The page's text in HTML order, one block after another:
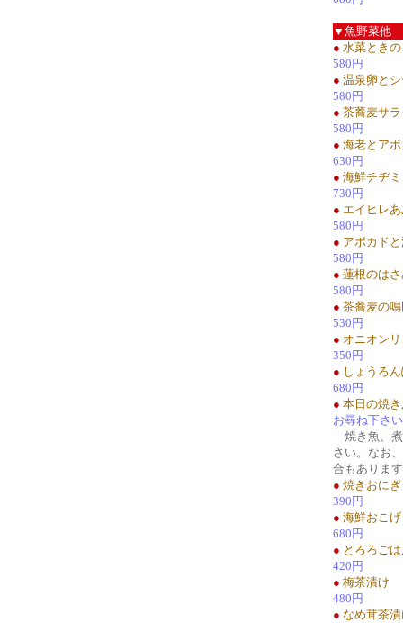
▼魚野菜他
● 水菜とき
580円
● 温泉卵と
580円
● 茶蕎麦サ
580円
● 海老とア
630円
● 海鮮チヂミ
730円
● エイヒレ
580円
● アボカド
580円
● 蓮根のは
580円
● 茶蕎麦の
530円
● オニオン
350円
● しょうろ
680円
● 本日の焼
お尋ね下さい
焼き魚、煮
さい。なお
合もありま
● 焼きおに
390円
● 海鮮おこげ
680円
● とろろご
420円
● 梅茶漬け
480円
● なめ茸茶